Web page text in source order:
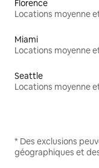
Florence
Miami
Seattle
* Des exclusions
géographiques et